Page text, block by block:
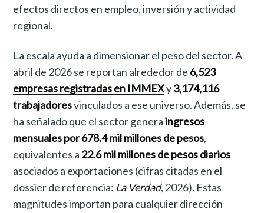
efectos directos en empleo, inversión y actividad
regional.
La escala ayuda a dimensionar el peso del sector. A
abril de 2026 se reportan alrededor de 6,523
empresas registradas en IMMEXy3,174,116
trabajadoresvinculados a ese universo. Además, se
ha señalado que el sector generaingresos
mensuales por 678.4 mil millones de pesos,
equivalentes a 22.6 mil millones de pesos diarios
asociados a exportaciones (cifras citadas en el
dossier de referencia: La Verdad, 2026). Estas
magnitudes importan para cualquier dirección